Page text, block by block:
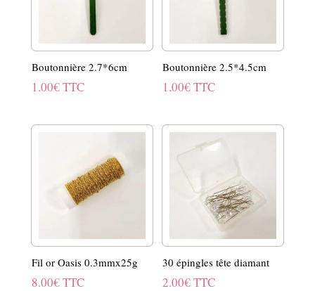
Boutonnière 2.7*6cm
1.00€TTC
Boutonnière 2.5*4.5cm
1.00€TTC
Fil or Oasis 0.3mmx25g
8.00€TTC
30 épingles tête diamant
2.00€TTC